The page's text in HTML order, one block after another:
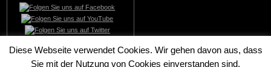
Diese Webseite verwendet Cookies. Wir gehen davon aus, dass
Sie mit der Nutzung von Cookies einverstanden sind.